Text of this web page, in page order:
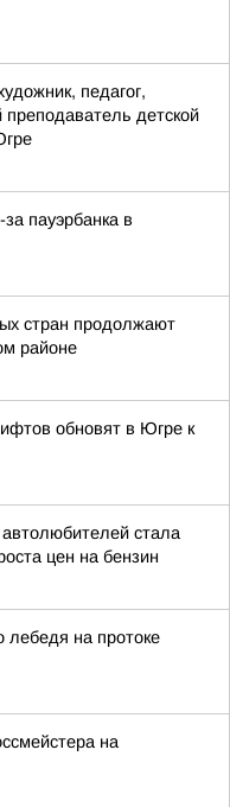
педагог,
детской
пауэрбанка в
стран продолжают
районе
обновят в Югре к
стала
цен на бензин
лебедя на протоке
на